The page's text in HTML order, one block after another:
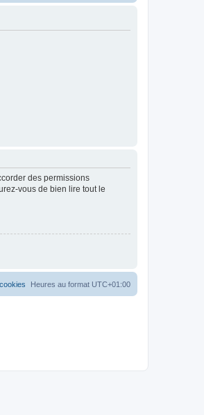
des permissions
vous de bien lire tout le
Heures au format UTC+01:00